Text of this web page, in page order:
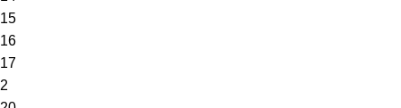
15
16
17
2